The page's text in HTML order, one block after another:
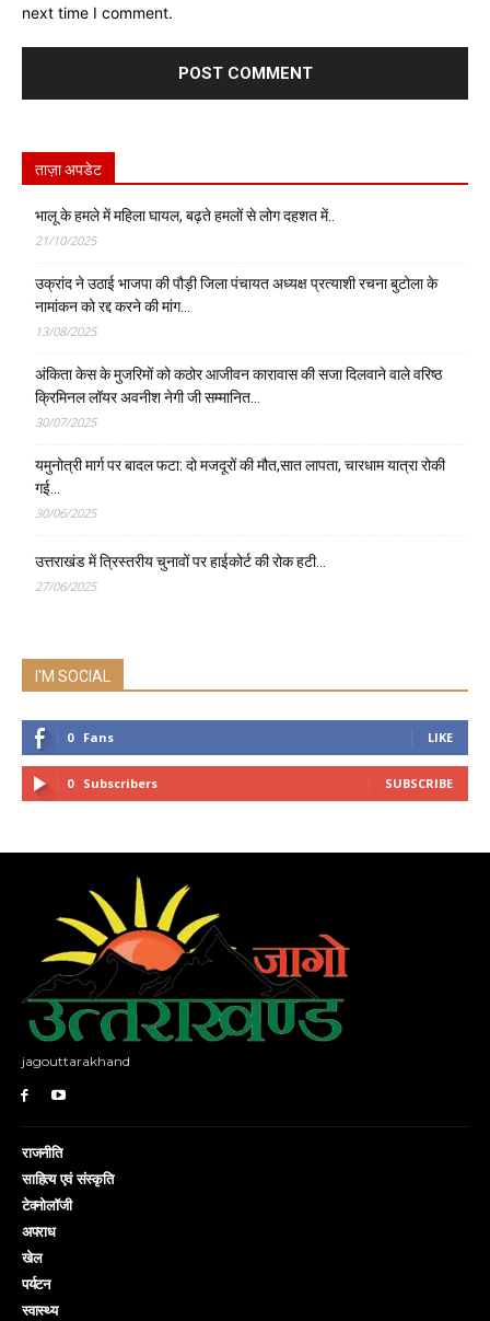
next time I comment.
ताज़ा अपडेट
भालू के हमले में महिला घायल, बढ़ते हमलों से लोग दहशत में..
21/10/2025
उक्रांद ने उठाई भाजपा की पौड़ी जिला पंचायत अध्यक्ष प्रत्याशी रचना बुटोला के
नामांकन को रद्द करने की मांग…
13/08/2025
अंकिता केस के मुजरिमों को कठोर आजीवन कारावास की सजा दिलवाने वाले वरिष्ठ
क्रिमिनल लॉयर अवनीश नेगी जी सम्मानित…
30/07/2025
यमुनोत्री मार्ग पर बादल फटा: दो मजदूरों की मौत,सात लापता, चारधाम यात्रा रोकी
गई…
30/06/2025
उत्तराखंड में त्रिस्तरीय चुनावों पर हाईकोर्ट की रोक हटी…
27/06/2025
I'M SOCIAL
0 Fans LIKE
0 Subscribers SUBSCRIBE
jagouttarakhand
राजनीति
साहित्य एवं संस्कृति
टेक्नोलॉजी
अपराध
खेल
पर्यटन
स्वास्थ्य